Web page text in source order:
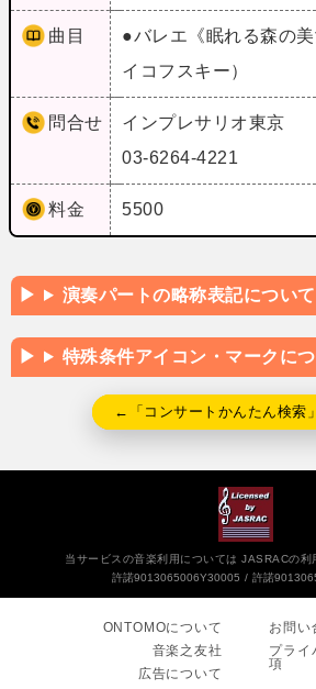
曲目
●バレエ《眠れる森の
イコフスキー）
問合せ
インプレサリオ東京
03-6264-4221
料金 5500
演奏パートの略称表記について
特殊条件アイコン・マークに
←「コンサートかんたん検索
当サービスの音楽利用については JASRACの利
許諾9013065006Y30005
許諾
ONTOMOについて
音楽之友社
広告について
お問い
プライ
項